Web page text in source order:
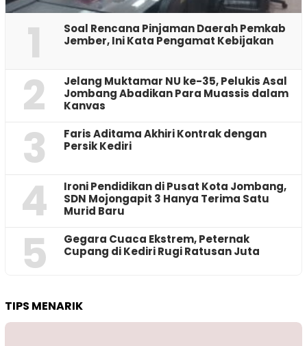
1
‎Soal Rencana Pinjaman Daerah Pemkab
Jember, Ini Kata Pengamat Kebijakan ‎
2
Jelang Muktamar NU ke-35, Pelukis Asal
Jombang Abadikan Para Muassis dalam
Kanvas
3
Faris Aditama Akhiri Kontrak dengan
Persik Kediri
4
Ironi Pendidikan di Pusat Kota Jombang,
SDN Mojongapit 3 Hanya Terima Satu
Murid Baru
5
‎Gegara Cuaca Ekstrem, Peternak
Cupang di Kediri Rugi Ratusan Juta
TIPS MENARIK